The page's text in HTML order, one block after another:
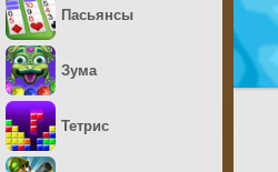
Пасьянсы
Зума
Тетрис